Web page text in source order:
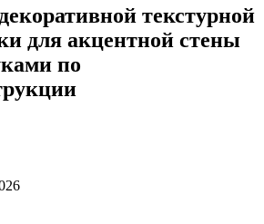
текстурной
для акцентной стены
по